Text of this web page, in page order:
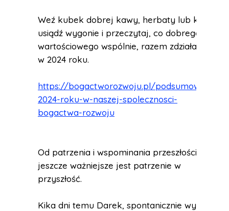
Weź kubek dobrej kawy, herbaty lub kakao,
usiądź wygonie i przeczytaj, co dobrego i
wartościowego wspólnie, razem zdziałaliśmy
w 2024 roku.
https://bogactworozwoju.pl/podsumowanie-
2024-roku-w-naszej-spolecznosci-
bogactwa-rozwoju
Od patrzenia i wspominania przeszłości,
jeszcze ważniejsze jest patrzenie w
przyszłość.
Kika dni temu Darek, spontanicznie wysłał